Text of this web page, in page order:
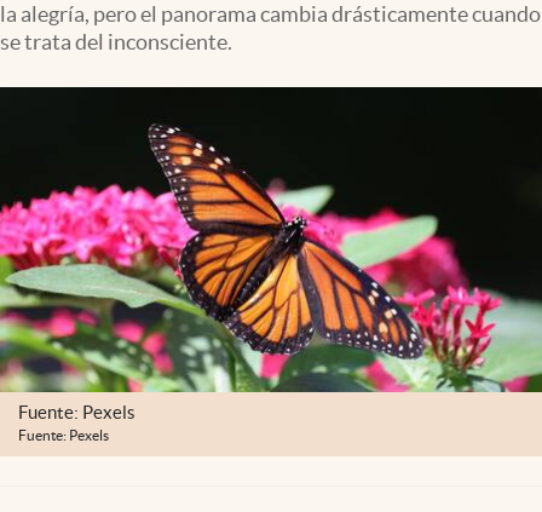
PC y mobile
la alegría, pero el panorama cambia drásticamente cuando
se trata del inconsciente.
Fuente: Pexels
Fuente: Pexels